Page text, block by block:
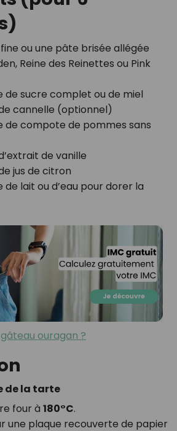
ou une pâte brisée allégée
Reine des Reinettes ou Pink
de sucre complet ou de miel
cannelle (optionnel)
de compote de pommes sans
de vanille
jus de citron
de lait ou d’eau pour dorer la
ouragan ?
de la tarte
four à 180°C.
une plaque recouverte de papier